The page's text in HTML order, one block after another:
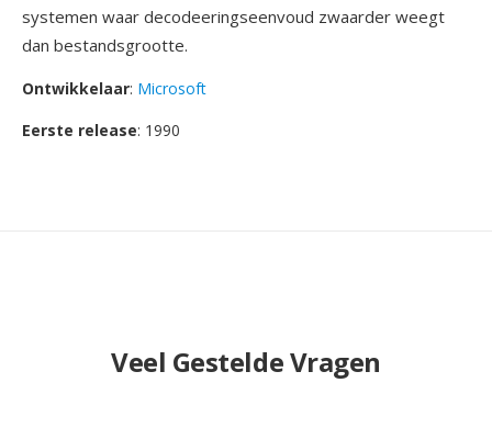
systemen waar decodeeringseenvoud zwaarder weegt
dan bestandsgrootte.
Ontwikkelaar: Microsoft
Eerste release: 1990
Veel Gestelde Vragen